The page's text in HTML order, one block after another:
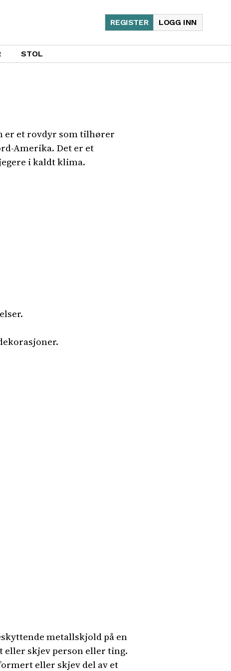
LOGG INN
REGISTER
STOL
er et rovdyr som tilhører
Amerika. Det er et
i kaldt klima.
metallskjold på en
skjev person eller ting.
eller skjev del av et